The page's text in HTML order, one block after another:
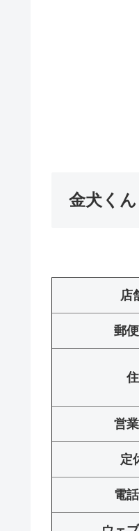
金犬く
店
郵
営
定
電